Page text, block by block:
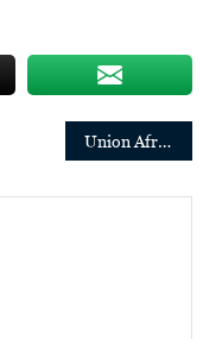
Union Africaine : Mansur Ahmed, du groupe Dangote, nommé président de l’Association des industriels africains